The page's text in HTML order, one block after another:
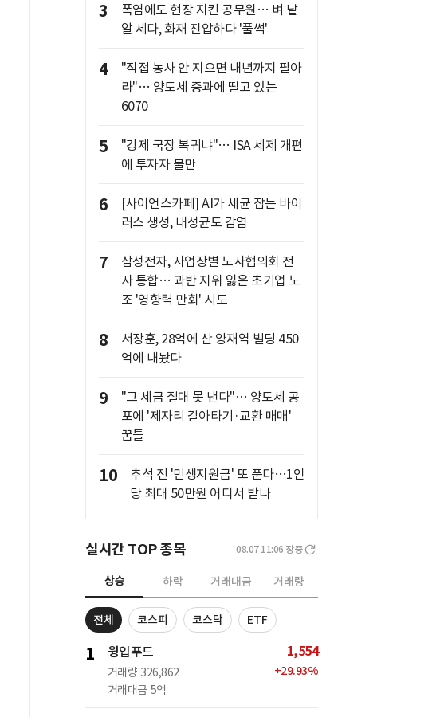
3
폭염에도 현장 지킨 공무원… 벼 낱
알 세다, 화재 진압하다 '풀썩'
4
"직접 농사 안 지으면 내년까지 팔아
라"… 양도세 중과에 떨고 있는
6070
5
"강제 국장 복귀냐"… ISA 세제 개편
에 투자자 불만
6
[사이언스카페] AI가 세균 잡는 바이
러스 생성, 내성균도 감염
7
삼성전자, 사업장별 노사협의회 전
사 통합… 과반 지위 잃은 초기업 노
조 '영향력 만회' 시도
8
서장훈, 28억에 산 양재역 빌딩 450
억에 내놨다
9
"그 세금 절대 못 낸다"… 양도세 공
포에 '제자리 갈아타기·교환 매매'
꿈틀
10
추석 전 '민생지원금' 또 푼다…1인
당 최대 50만원 어디서 받나
실시간 TOP 종목 08.07 11:06 장중
상승 하락 거래대금 거래량
전체 코스피 코스닥 ETF
1 윙입푸드
거래량 326,862
거래대금 5억
1,554
+29.93%